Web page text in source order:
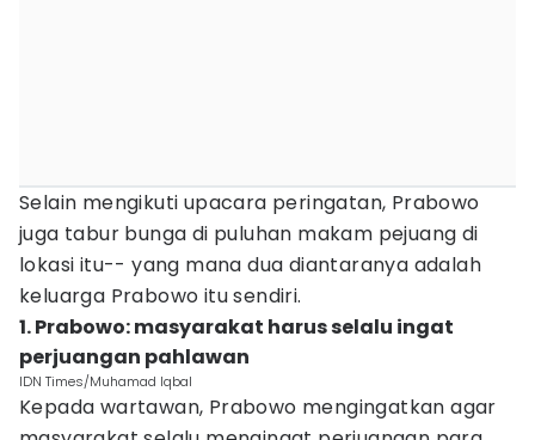
Selain mengikuti upacara peringatan, Prabowo
juga tabur bunga di puluhan makam pejuang di
lokasi itu-- yang mana dua diantaranya adalah
keluarga Prabowo itu sendiri.
1. Prabowo: masyarakat harus selalu ingat
perjuangan pahlawan
IDN Times/Muhamad Iqbal
Kepada wartawan, Prabowo mengingatkan agar